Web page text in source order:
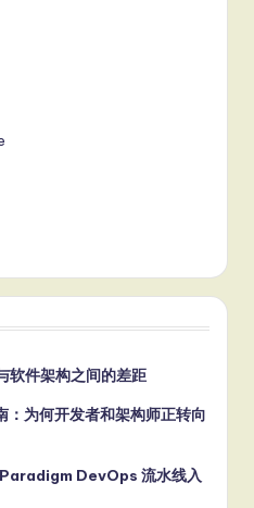
软件架构之间的差距
为何开发者和架构师正转向
DevOps 流水线入